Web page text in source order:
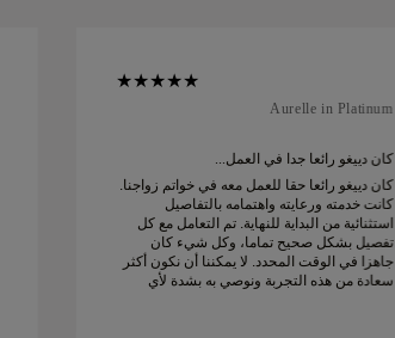
Aurelle in Platinum
كان دييغو رائعا جدا في العمل...
كان دييغو رائعا حقا للعمل معه في خواتم زواجنا.
كانت خدمته ورعايته واهتمامه بالتفاصيل
استثنائية من البداية للنهاية. تم التعامل مع كل
تفصيل بشكل صحيح تماما، وكل شيء كان
جاهزا في الوقت المحدد. لا يمكننا أن نكون أكثر
سعادة من هذه التجربة ونوصي به بشدة لأي